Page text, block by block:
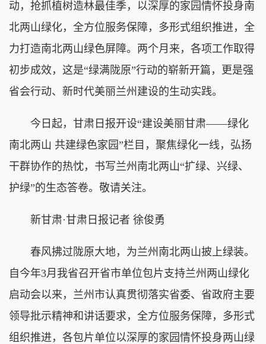
动，抢抓植树造林最佳季，以深厚的家园情怀投身南
北两山绿化，全方位服务保障，多形式组织推进，全
力打造南北两山绿色屏障。两个月来，各项工作取得
初步成效，这是“绿满陇原”行动的崭新开篇，更是强
省会行动、新时代美丽兰州建设的生动实践。
今日起，甘肃日报开设“建设美丽甘肃——绿化
南北两山 共建绿色家园”栏目，聚焦绿化一线，弘扬
干群协作的热忱，书写兰州南北两山“扩绿、兴绿、
护绿”的生态答卷。敬请关注。
新甘肃·甘肃日报记者 徐俊勇
春风拂过陇原大地，为兰州南北两山披上绿装。
自今年3月我省召开省市单位包片支持兰州两山绿化
启动会以来，兰州市认真贯彻落实省委、省政府主要
领导批示精神和讲话要求，全方位服务保障，多形式
组织推进，各包片单位以深厚的家园情怀投身两山绿